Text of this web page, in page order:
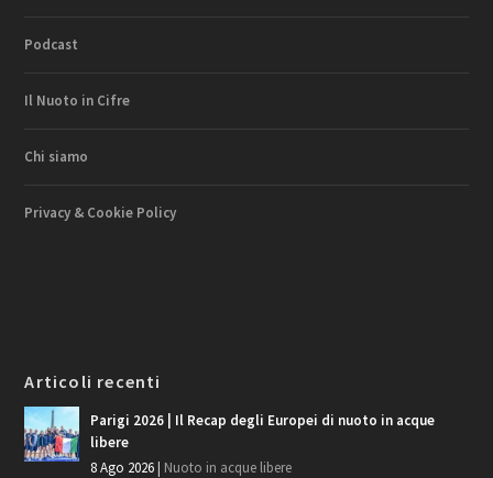
Podcast
Il Nuoto in Cifre
Chi siamo
Privacy & Cookie Policy
Articoli recenti
Parigi 2026 | Il Recap degli Europei di nuoto in acque
libere
8 Ago 2026| Nuoto in acque libere